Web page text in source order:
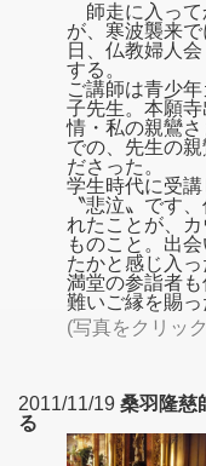
師走に入って
が、寒波襲来
日、仏教婦人
する。
ご講師は青少
子先生。本願
情・私の親鸞
での、先生の
ださった。
学生時代に受
〝悲泣〟です
れたことが、
ものこと。出
たかと感じ入っ
満堂の参詣者
難いご縁を賜っ
(写真をクリッ
2011/11/19 桑羽隆慈
る